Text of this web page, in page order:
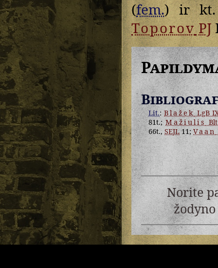
(fem.) ir
ToporovPJ
Lit.:BlažekLgB
81t.;Mažiulis
66t., SEJL11; Vaan
Norite